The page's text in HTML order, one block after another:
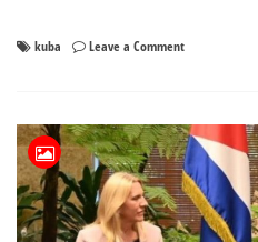
kuba Leave a Commenton
zemljotresa
na
Kubi